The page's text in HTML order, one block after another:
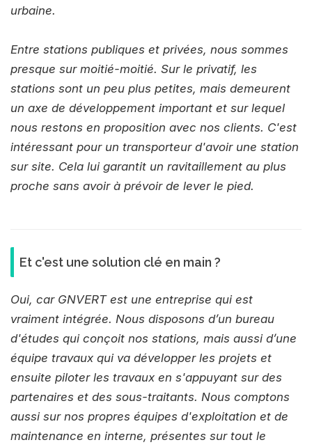
urbaine.
Entre stations publiques et privées, nous sommes
presque sur moitié-moitié. Sur le privatif, les
stations sont un peu plus petites, mais demeurent
un axe de développement important et sur lequel
nous restons en proposition avec nos clients. C'est
intéressant pour un transporteur d'avoir une station
sur site. Cela lui garantit un ravitaillement au plus
proche sans avoir à prévoir de lever le pied.
Et c'est une solution clé en main ?
Oui, car GNVERT est une entreprise qui est
vraiment intégrée. Nous disposons d’un bureau
d'études qui conçoit nos stations, mais aussi d’une
équipe travaux qui va développer les projets et
ensuite piloter les travaux en s'appuyant sur des
partenaires et des sous-traitants. Nous comptons
aussi sur nos propres équipes d'exploitation et de
maintenance en interne, présentes sur tout le